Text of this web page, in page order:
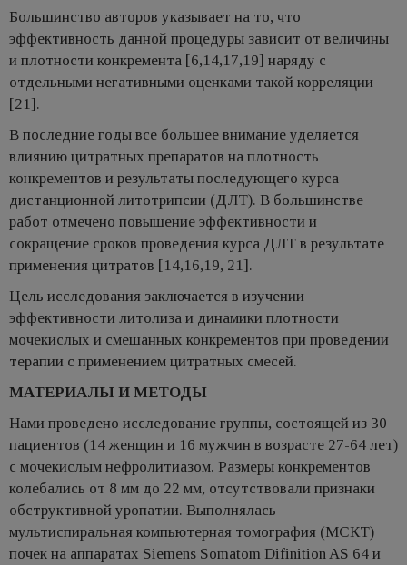
Большинство авторов указывает на то, что
эффективность данной процедуры зависит от величины
и плотности конкремента [6,14,17,19] наряду с
отдельными негативными оценками такой корреляции
[21].
В последние годы все большее внимание уделяется
влиянию цитратных препаратов на плотность
конкрементов и результаты последующего курса
дистанционной литотрипсии (ДЛТ). В большинстве
работ отмечено повышение эффективности и
сокращение сроков проведения курса ДЛТ в результате
применения цитратов [14,16,19, 21].
Цель исследования заключается в изучении
эффективности литолиза и динамики плотности
мочекислых и смешанных конкрементов при проведении
терапии с применением цитратных смесей.
МАТЕРИАЛЫ И МЕТОДЫ
Нами проведено исследование группы, состоящей из 30
пациентов (14 женщин и 16 мужчин в возрасте 27-64 лет)
с мочекислым нефролитиазом. Размеры конкрементов
колебались от 8 мм до 22 мм, отсутствовали признаки
обструктивной уропатии. Выполнялась
мультиспиральная компьютерная томография (МСКТ)
почек на аппаратах Siemens Somatom Difinition AS 64 и